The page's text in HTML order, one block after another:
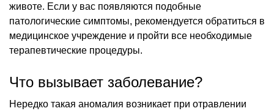
животе. Если у вас появляются подобные
патологические симптомы, рекомендуется обратиться в
медицинское учреждение и пройти все необходимые
терапевтические процедуры.
Что вызывает заболевание?
Нередко такая аномалия возникает при отравлении